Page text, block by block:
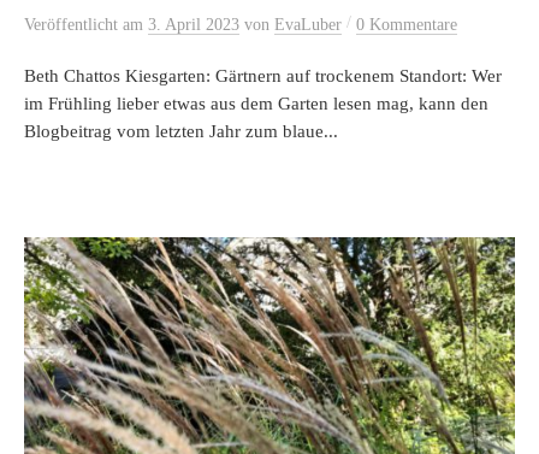
Veröffentlicht am 3. April 2023 von EvaLuber / 0 Kommentare
Beth Chattos Kiesgarten: Gärtnern auf trockenem Standort: Wer
im Frühling lieber etwas aus dem Garten lesen mag, kann den
Blogbeitrag vom letzten Jahr zum blaue...